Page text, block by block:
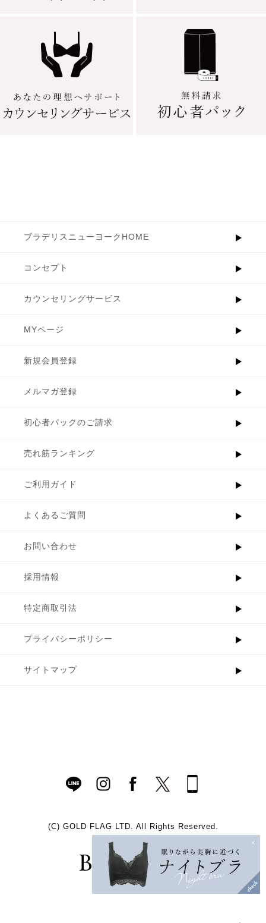
ブラデリスニューヨークHOME
コンセプト
カウンセリングサービス
MYページ
新規会員登録
メルマガ登録
初心者パックのご請求
売れ筋ランキング
ご利用ガイド
よくあるご質問
お問い合わせ
採用情報
特定商取引法
プライバシーポリシー
サイトマップ
(C) GOLD FLAG LTD. All Rights Reserved.